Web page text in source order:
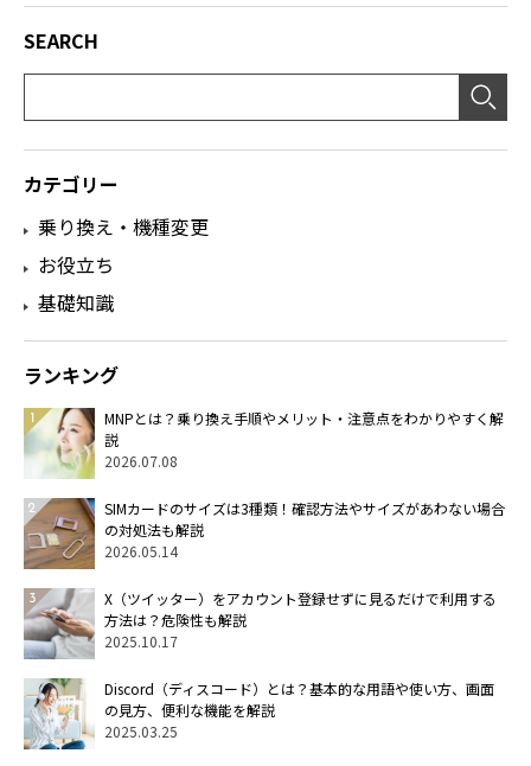
SEARCH
カテゴリー
乗り換え・機種変更
お役立ち
基礎知識
ランキング
MNPとは？乗り換え手順やメリット・注意点をわかりやすく解
説
2026.07.08
SIMカードのサイズは3種類！確認方法やサイズがあわない場合
の対処法も解説
2026.05.14
X（ツイッター）をアカウント登録せずに見るだけで利用する
方法は？危険性も解説
2025.10.17
Discord（ディスコード）とは？基本的な用語や使い方、画面
の見方、便利な機能を解説
2025.03.25